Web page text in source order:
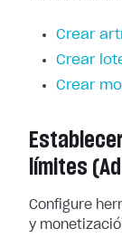
Crear
Crear
Crear
límites
Configure
y